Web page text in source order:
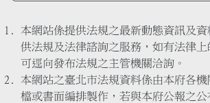
本網站係提供法規之最新動態資訊及
供法規及法律諮詢之服務，如有法律
可逕向發布法規之主管機關洽詢。
本網站之臺北市法規資料係由本府各
檔或書面編排製作，若與本府公報之公